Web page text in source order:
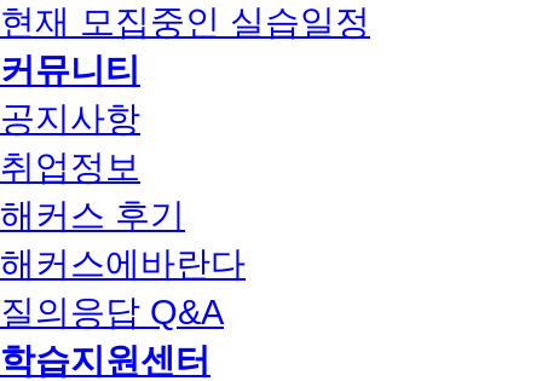
현재 모집중인 실습일정
커뮤니티
공지사항
취업정보
해커스 후기
해커스에바란다
질의응답 Q&A
학습지원센터